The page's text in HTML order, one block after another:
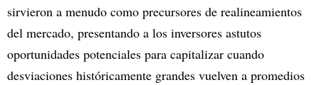
sirvieron a menudo como precursores de realineamientos
del mercado, presentando a los inversores astutos
oportunidades potenciales para capitalizar cuando
desviaciones históricamente grandes vuelven a promedios